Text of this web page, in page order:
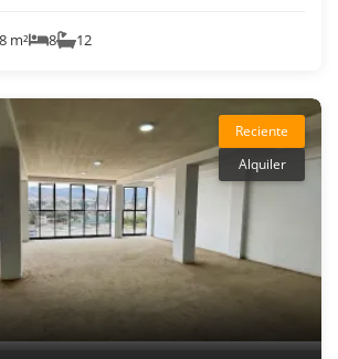
m² 8 12
Reciente
Alquiler